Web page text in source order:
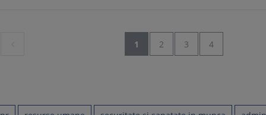
1 2 3 4